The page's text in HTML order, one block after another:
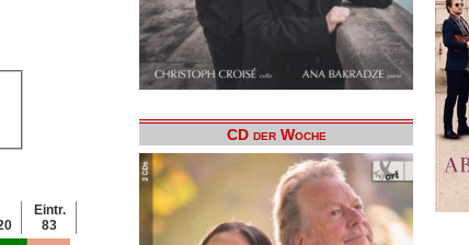
Eintr.
83
CD der Woche